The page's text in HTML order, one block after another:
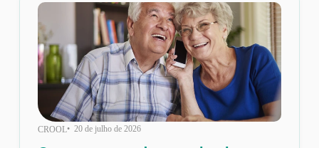
CROOL• 20 de julho de 2026